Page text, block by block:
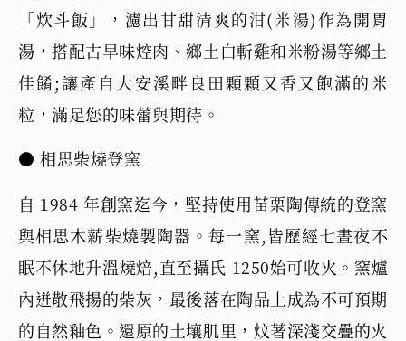
「炊斗飯」，濾出甘甜清爽的泔(米湯)作為開胃
湯，搭配古早味焢肉、鄉土白斬雞和米粉湯等鄉土
佳餚;讓產自大安溪畔良田顆顆又香又飽滿的米
粒，滿足您的味蕾與期待。
● 相思柴燒登窯
自 1984 年創窯迄今，堅持使用苗栗陶傳統的登窯
與相思木薪柴燒製陶器。每一窯,皆歷經七晝夜不
眠不休地升溫燒焙,直至攝氏 1250始可收火。窯爐
內迸散飛揚的柴灰，最後落在陶品上成為不可預期
的自然釉色。還原的土壤肌里，炆著深淺交疊的火